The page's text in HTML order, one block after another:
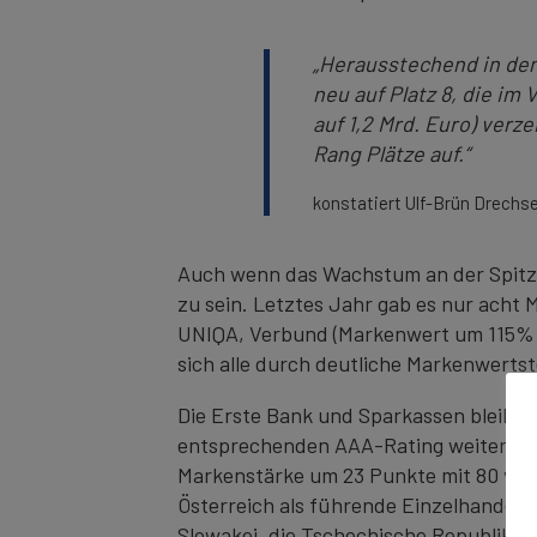
„Herausstechend in
neu auf Platz 8, die im
auf 1,2 Mrd. Euro)
Rang Plätze auf.“
konstatiert Ulf-Brün
Auch wenn das Wachstum an der
zu sein. Letztes Jahr gab es nur acht
UNIQA, Verbund (Markenwert um
sich alle durch deutliche
Die Erste Bank und Sparkassen bleibt
entsprechenden AAA-Rating
Markenstärke um 23 Punkte mit 80
Österreich als führende